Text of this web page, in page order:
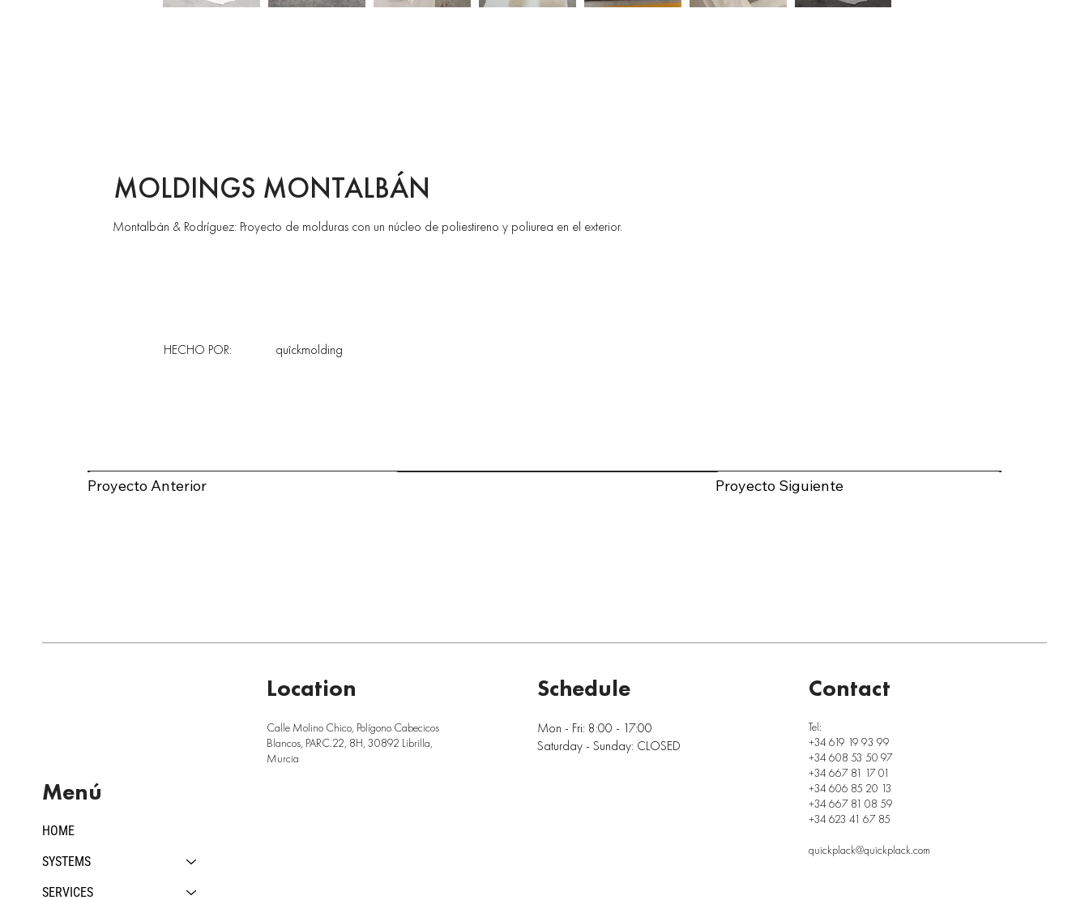
Proyecto Siguiente
Proyecto Anterior
quîckmolding
HECHO POR:
MOLDINGS MONTALBÁN
Montalbán & Rodríguez: Proyecto de molduras con un núcleo de poliestireno y poliurea en el exterior.
HOME
SYSTEMS
SERVICES
Menú
Location
Calle Molino Chico, Polígono Cabecicos
Blancos, PARC.22, 8H, 30892 Librilla,
Murcia
Mon - Fri: 8:00 - 17:00
Saturday - Sunday: CLOSED
Schedule
Tel:
+34 619 19 93 99
+34 608 53 50 97
+34 667 81 17 01
+34 606 85 20 13
+34 667 81 08 59
+34 623 41 67 85
quickplack@quickplack.com
Contact